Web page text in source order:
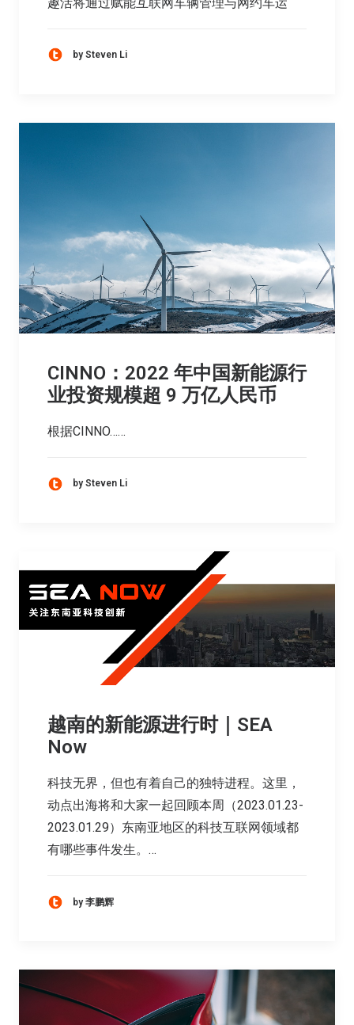
by Steven Li
CINNO：2022 年中国新能源行
业投资规模超 9 万亿人民币
根据CINNO……
by Steven Li
越南的新能源进行时｜SEA
Now
科技无界，但也有着自己的独特进程。这里，
动点出海将和大家一起回顾本周（2023.01.23-
2023.01.29）东南亚地区的科技互联网领域都
有哪些事件发生。…
by 李鹏辉